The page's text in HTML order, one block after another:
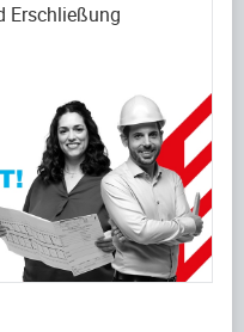
Erschließung